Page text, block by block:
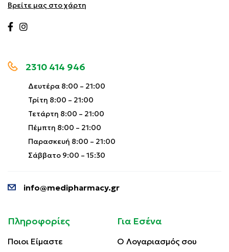
Βρείτε μας στο χάρτη
2310 414 946
Δευτέρα 8:00 – 21:00
Τρίτη 8:00 – 21:00
Τετάρτη 8:00 – 21:00
Πέμπτη 8:00 – 21:00
Παρασκευή 8:00 – 21:00
Σάββατο 9:00 – 15:30
info@medipharmacy.gr
Πληροφορίες
Ποιοι Είμαστε
Για Εσένα
Ο Λογαριασμός σου